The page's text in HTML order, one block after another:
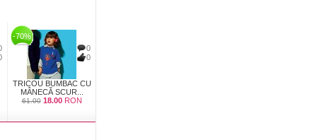
-70%
0
0
TRICOU BUMBAC CU
MÂNECĂ SCUR...
61.00 18.00 RON